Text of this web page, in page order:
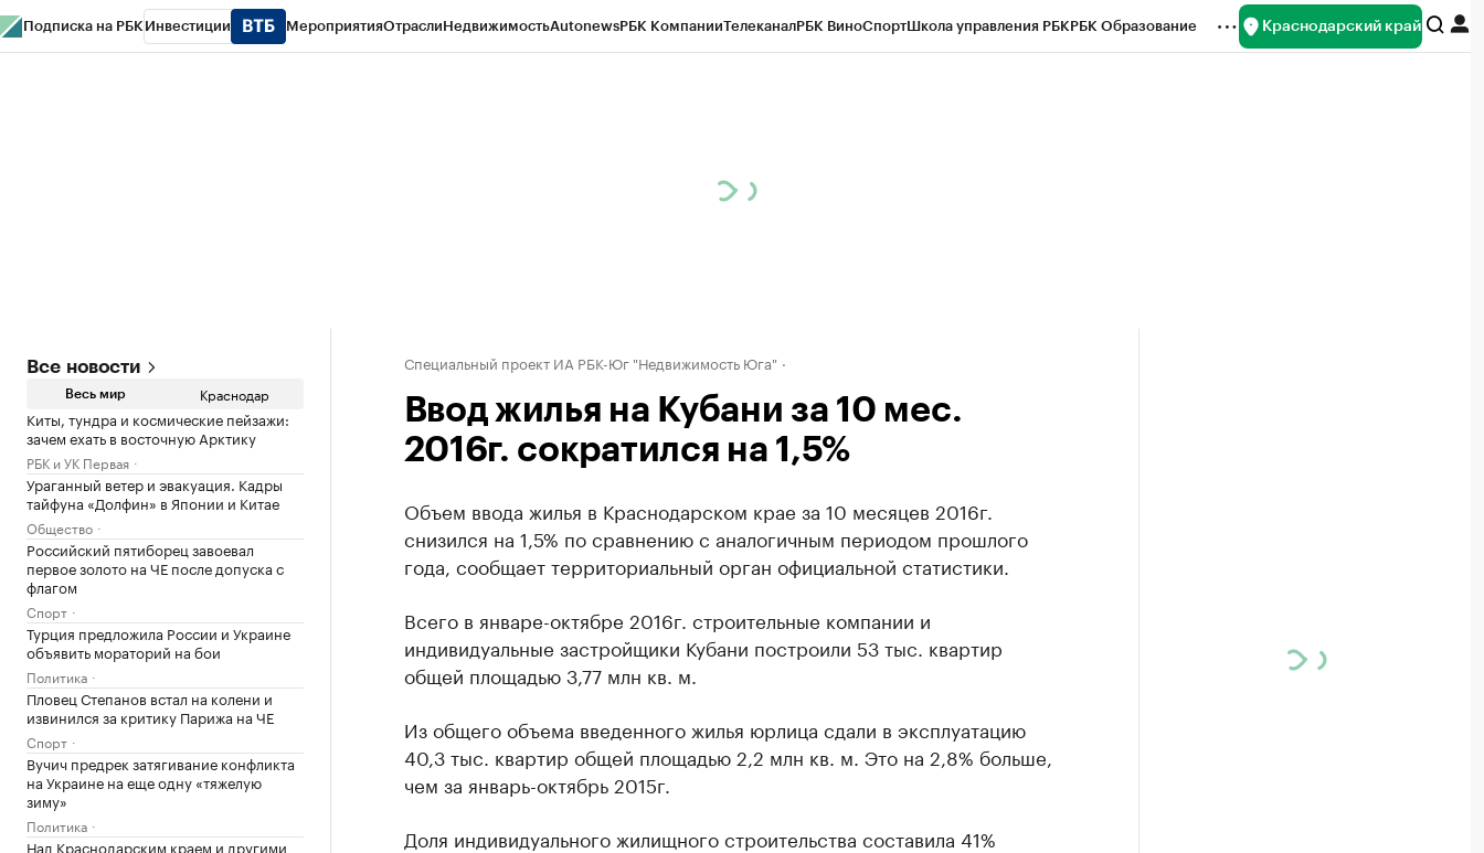
Подписка на РБК Инвестиции МероприятияОтраслиНедвижимостьAutonewsРБК КомпанииТелеканалРБК ВиноСпортШкола управления РБКРБК Образование Краснодарский край
Все новости
Весь мир Краснодар
Киты, тундра и космические пейзажи:
зачем ехать в восточную Арктику
РБК и УК Первая
Ураганный ветер и эвакуация. Кадры
тайфуна «Долфин» в Японии и Китае
Общество
Российский пятиборец завоевал
первое золото на ЧЕ после допуска с
флагом
Спорт
Турция предложила России и Украине
объявить мораторий на бои
Политика
Пловец Степанов встал на колени и
извинился за критику Парижа на ЧЕ
Спорт
Вучич предрек затягивание конфликта
на Украине на еще одну «тяжелую
зиму»
Политика
Над Краснодарским краем и другими
Специальный проект ИА РБК-Юг "Недвижимость Юга"
Ввод жилья на Кубани за 10 мес.
2016г. сократился на 1,5%
Объем ввода жилья в Краснодарском крае за 10 месяцев 2016г.
снизился на 1,5% по сравнению с аналогичным периодом прошлого
года, сообщает территориальный орган официальной статистики.
Всего в январе-октябре 2016г. строительные компании и
индивидуальные застройщики Кубани построили 53 тыс. квартир
общей площадью 3,77 млн кв. м.
Из общего объема введенного жилья юрлица сдали в эксплуатацию
40,3 тыс. квартир общей площадью 2,2 млн кв. м. Это на 2,8% больше,
чем за январь-октябрь 2015г.
Доля индивидуального жилищного строительства составила 41%